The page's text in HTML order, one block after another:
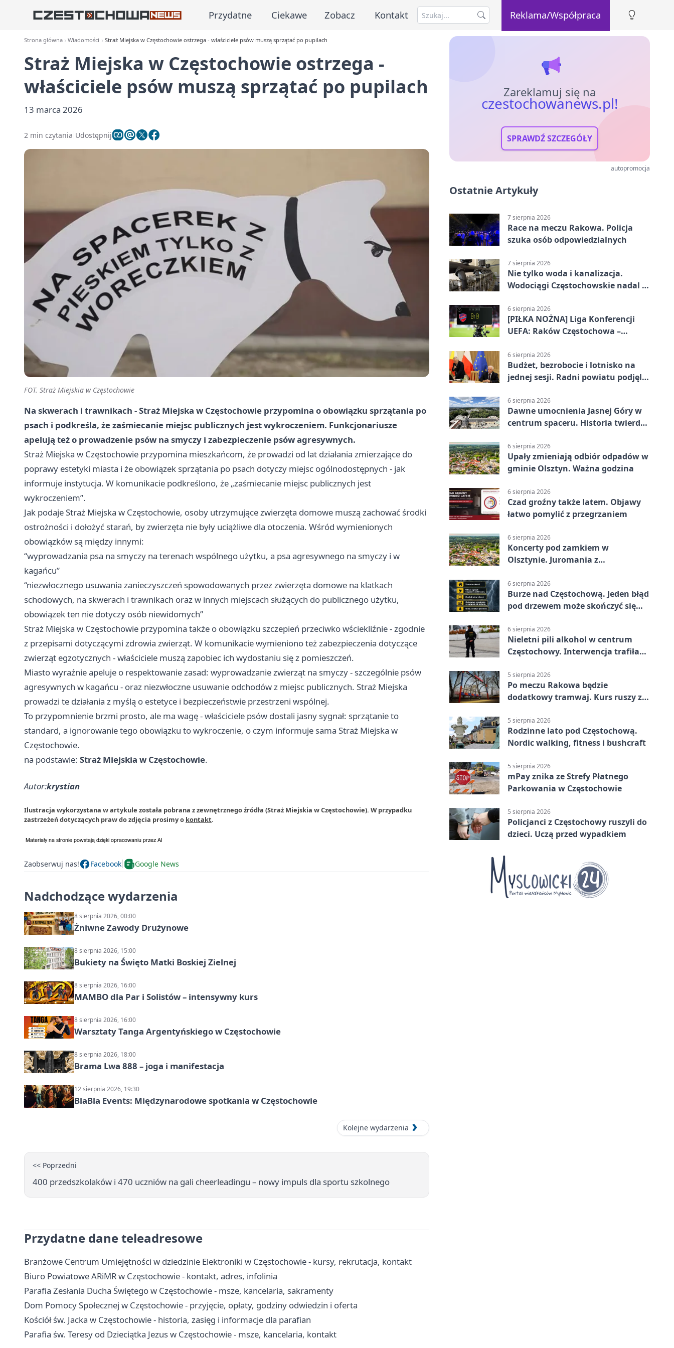
Przydatne Ciekawe Zobacz Kontakt Reklama/Współpraca
Strona główna Wiadomości Straż Miejska w Częstochowie ostrzega - właściciele psów muszą sprzątać po pupilach
Straż Miejska w Częstochowie ostrzega -
właściciele psów muszą sprzątać po pupilach
13 marca 2026
2 min czytania Udostępnij
FOT. Straż Miejskia w Częstochowie
Na skwerach i trawnikach - Straż Miejska w Częstochowie przypomina o obowiązku sprzątania po
psach i podkreśla, że zaśmiecanie miejsc publicznych jest wykroczeniem. Funkcjonariusze
apelują też o prowadzenie psów na smyczy i zabezpieczenie psów agresywnych.
Straż Miejska w Częstochowie przypomina mieszkańcom, że prowadzi od lat działania zmierzające do
poprawy estetyki miasta i że obowiązek sprzątania po psach dotyczy miejsc ogólnodostępnych - jak
informuje instytucja. W komunikacie podkreślono, że „zaśmiecanie miejsc publicznych jest
wykroczeniem”.
Jak podaje Straż Miejska w Częstochowie, osoby utrzymujące zwierzęta domowe muszą zachować środki
ostrożności i dołożyć starań, by zwierzęta nie były uciążliwe dla otoczenia. Wśród wymienionych
obowiązków są między innymi:
“wyprowadzania psa na smyczy na terenach wspólnego użytku, a psa agresywnego na smyczy i w
kagańcu”
“niezwłocznego usuwania zanieczyszczeń spowodowanych przez zwierzęta domowe na klatkach
schodowych, na skwerach i trawnikach oraz w innych miejscach służących do publicznego użytku,
obowiązek ten nie dotyczy osób niewidomych”
Straż Miejska w Częstochowie przypomina także o obowiązku szczepień przeciwko wściekliźnie - zgodnie
z przepisami dotyczącymi zdrowia zwierząt. W komunikacie wymieniono też zabezpieczenia dotyczące
zwierząt egzotycznych - właściciele muszą zapobiec ich wydostaniu się z pomieszczeń.
Miasto wyraźnie apeluje o respektowanie zasad: wyprowadzanie zwierząt na smyczy - szczególnie psów
agresywnych w kagańcu - oraz niezwłoczne usuwanie odchodów z miejsc publicznych. Straż Miejska
prowadzi te działania z myślą o estetyce i bezpieczeństwie przestrzeni wspólnej.
To przypomnienie brzmi prosto, ale ma wagę - właściciele psów dostali jasny sygnał: sprzątanie to
standard, a ignorowanie tego obowiązku to wykroczenie, o czym informuje sama Straż Miejska w
Częstochowie.
na podstawie: Straż Miejskia w Częstochowie.
Autor:krystian
Ilustracja wykorzystana w artykule została pobrana z zewnętrznego źródła (Straż Miejskia w Częstochowie). W przypadku
zastrzeżeń dotyczących praw do zdjęcia prosimy o kontakt.
Zaobserwuj nas! Facebook Google News
Nadchodzące wydarzenia
8 sierpnia 2026, 00:00
Żniwne Zawody Drużynowe
8 sierpnia 2026, 15:00
Bukiety na Święto Matki Boskiej Zielnej
8 sierpnia 2026, 16:00
MAMBO dla Par i Solistów – intensywny kurs
8 sierpnia 2026, 16:00
Warsztaty Tanga Argentyńskiego w Częstochowie
8 sierpnia 2026, 18:00
Brama Lwa 888 – joga i manifestacja
12 sierpnia 2026, 19:30
BlaBla Events: Międzynarodowe spotkania w Częstochowie
Kolejne wydarzenia
<< Poprzedni
400 przedszkolaków i 470 uczniów na gali cheerleadingu – nowy impuls dla sportu szkolnego
Przydatne dane teleadresowe
Branżowe Centrum Umiejętności w dziedzinie Elektroniki w Częstochowie - kursy, rekrutacja, kontakt
Biuro Powiatowe ARiMR w Częstochowie - kontakt, adres, infolinia
Parafia Zesłania Ducha Świętego w Częstochowie - msze, kancelaria, sakramenty
Dom Pomocy Społecznej w Częstochowie - przyjęcie, opłaty, godziny odwiedzin i oferta
Kościół św. Jacka w Częstochowie - historia, zasięg i informacje dla parafian
Parafia św. Teresy od Dzieciątka Jezus w Częstochowie - msze, kancelaria, kontakt
Zareklamuj się na
czestochowanews.pl!
SPRAWDŹ SZCZEGÓŁY
autopromocja
Ostatnie Artykuły
7 sierpnia 2026
Race na meczu Rakowa. Policja
szuka osób odpowiedzialnych
7 sierpnia 2026
Nie tylko woda i kanalizacja.
Wodociągi Częstochowskie nadal w
6 sierpnia 2026
[PIŁKA NOŻNA] Liga Konferencji
UEFA: Raków Częstochowa –
meczu III rundy eliminacji
6 sierpnia 2026
Budżet, bezrobocie i lotnisko na
jednej sesji. Radni powiatu podjęli
6 sierpnia 2026
Dawne umocnienia Jasnej Góry w
centrum spaceru. Historia twierdzy
6 sierpnia 2026
Upały zmieniają odbiór odpadów w
gminie Olsztyn. Ważna godzina
6 sierpnia 2026
Czad groźny także latem. Objawy
łatwo pomylić z przegrzaniem
6 sierpnia 2026
Koncerty pod zamkiem w
Olsztynie. Juromania z
6 sierpnia 2026
Burze nad Częstochową. Jeden błąd
pod drzewem może skończyć się
6 sierpnia 2026
Nieletni pili alkohol w centrum
Częstochowy. Interwencja trafiła
5 sierpnia 2026
Po meczu Rakowa będzie
dodatkowy tramwaj. Kurs ruszy ze
5 sierpnia 2026
Rodzinne lato pod Częstochową.
Nordic walking, fitness i bushcraft
5 sierpnia 2026
mPay znika ze Strefy Płatnego
Parkowania w Częstochowie
5 sierpnia 2026
Policjanci z Częstochowy ruszyli do
dzieci. Uczą przed wypadkiem